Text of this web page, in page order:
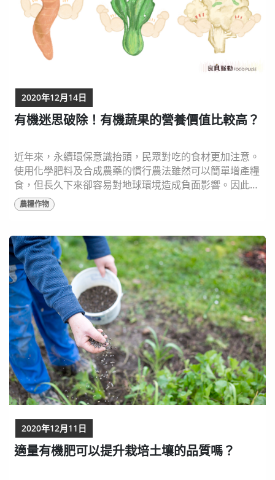
有機迷思破除！有機蔬果的營養價值比較高？
近年來，永續環保意識抬頭，民眾對吃的食材更加注意。
使用化學肥料及合成農藥的慣行農法雖然可以簡單增產糧
食，但長久下來卻容易對地球環境造成負面影響。因此人
們開始關注遵循永續生產理念的有機農業，甚至有人宣稱
有機農產品相對慣行農法生產的農產品更有營養，但真的
合物、蛋白質與脂肪等三大營養素，只要食材品種相同，
即使不同栽種方法，營養價值並沒有太大差異。但是有...
農糧作物
2020年12月14日
適量有機肥可以提升栽培土壤的品質嗎？
2020年12月11日